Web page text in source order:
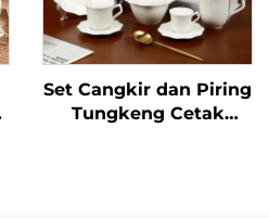
Set Cangkir dan Piring
Tungkeng Cetak